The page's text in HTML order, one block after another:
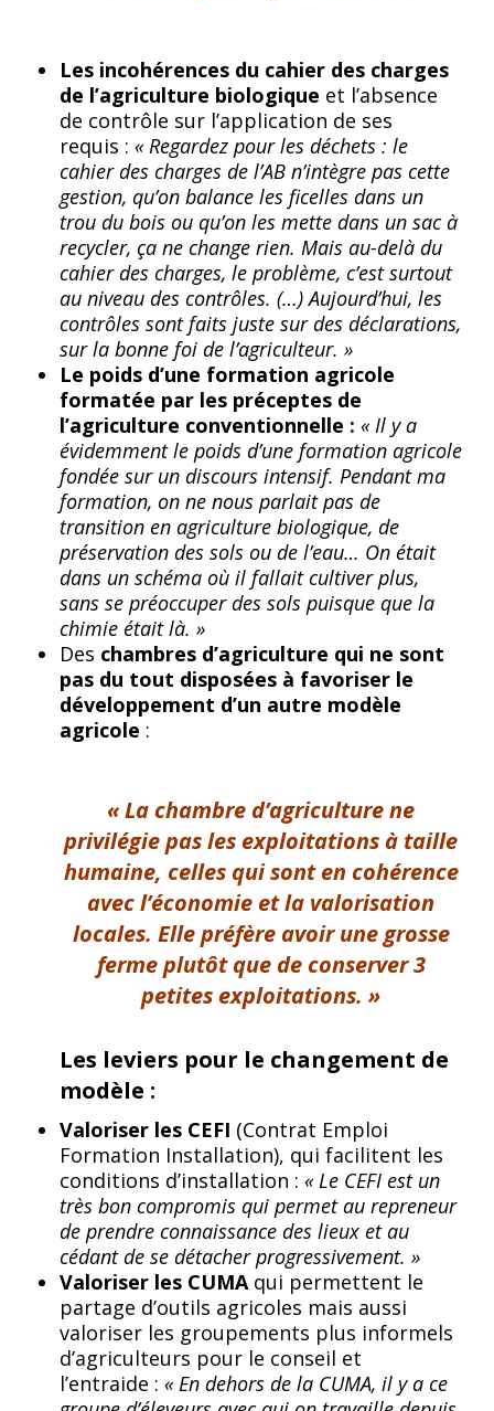
Les incohérences du cahier des charges
de l’agriculture biologique et l’absence
de contrôle sur l’application de ses
requis : « Regardez pour les déchets : le
cahier des charges de l’AB n’intègre pas cette
gestion, qu’on balance les ficelles dans un
trou du bois ou qu’on les mette dans un sac à
recycler, ça ne change rien. Mais au-delà du
cahier des charges, le problème, c’est surtout
au niveau des contrôles. (…) Aujourd’hui, les
contrôles sont faits juste sur des déclarations,
sur la bonne foi de l’agriculteur. »
Le poids d’une formation agricole
formatée par les préceptes de
l’agriculture conventionnelle : « Il y a
évidemment le poids d’une formation agricole
fondée sur un discours intensif. Pendant ma
formation, on ne nous parlait pas de
transition en agriculture biologique, de
préservation des sols ou de l’eau… On était
dans un schéma où il fallait cultiver plus,
sans se préoccuper des sols puisque que la
chimie était là. »
Des chambres d’agriculture qui ne sont
pas du tout disposées à favoriser le
développement d’un autre modèle
agricole :
« La chambre d’agriculture ne
privilégie pas les exploitations à taille
humaine, celles qui sont en cohérence
avec l’économie et la valorisation
locales. Elle préfère avoir une grosse
ferme plutôt que de conserver 3
petites exploitations. »
Les leviers pour le changement de
modèle :
Valoriser les CEFI (Contrat Emploi
Formation Installation), qui facilitent les
conditions d’installation : « Le CEFI est un
très bon compromis qui permet au repreneur
de prendre connaissance des lieux et au
cédant de se détacher progressivement. »
Valoriser les CUMAqui permettent le
partage d’outils agricoles mais aussi
valoriser les groupements plus informels
d’agriculteurs pour le conseil et
l’entraide : « En dehors de la CUMA, il y a ce